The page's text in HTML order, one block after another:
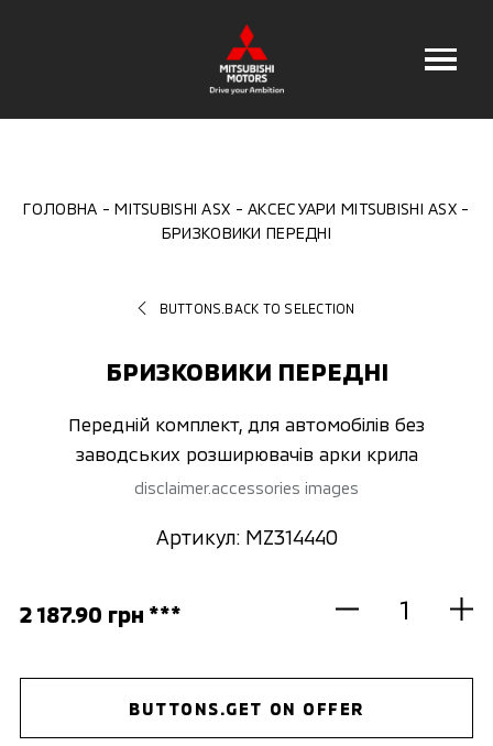
ГОЛОВНА MITSUBISHI ASX
АКСЕСУАРИ MITSUBISHI ASX
БРИЗКОВИКИ ПЕРЕДНІ
BUTTONS.BACK TO SELECTION
БРИЗКОВИКИ ПЕРЕДНІ
Передній комплект, для автомобілів без
заводських розширювачів арки крила
disclaimer.accessories images
Артикул: MZ314440
2 187.90 грн ***
BUTTONS.GET ON OFFER